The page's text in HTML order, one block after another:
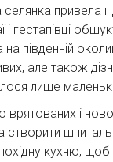
селянка привела
і гестапівці
південній
але також
лише
врятованих і
шпиталь в
кухню,